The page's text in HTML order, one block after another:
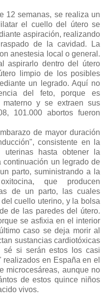
12 semanas, se realiza un
el cuello del útero se
aspiración, realizando
de la cavidad. La
anestesia local o general.
aspirarlo dentro del útero
limpio de los posibles
un legrado. Aquí no
del feto, porque es
materno y se extraen sus
101.000 abortos fueron
de mayor duración
consistente en la
uterinas hasta obtener la
un legrado de
parto, suministrando a la
que producen
de un parto, las cuales
cuello uterino, y la bolsa
de las paredes del útero.
se asfixia en el interior
caso se deja morir al
sustancias cardiotóxicas
sé si serán estos los casi
en España en el
microcesáreas, aunque no
de estos quince niños
vivos.